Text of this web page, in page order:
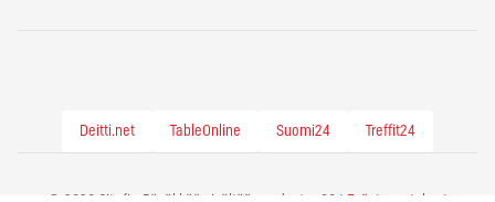
Deitti.net TableOnline Suomi24 Treffit24